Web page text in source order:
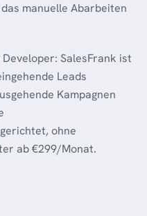
manuelle Abarbeiten
SalesFrank ist
Leads
Kampagnen
ohne
ab €299/Monat.